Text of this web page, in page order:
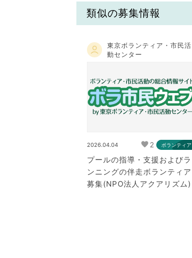
類似の募集情報
東京ボランティア・市民活
動センター
2026.04.04 2 ボランティア
プールの指導・支援およびラ
ンニングの伴走ボランティア
募集(NPO法人アクアリズム)